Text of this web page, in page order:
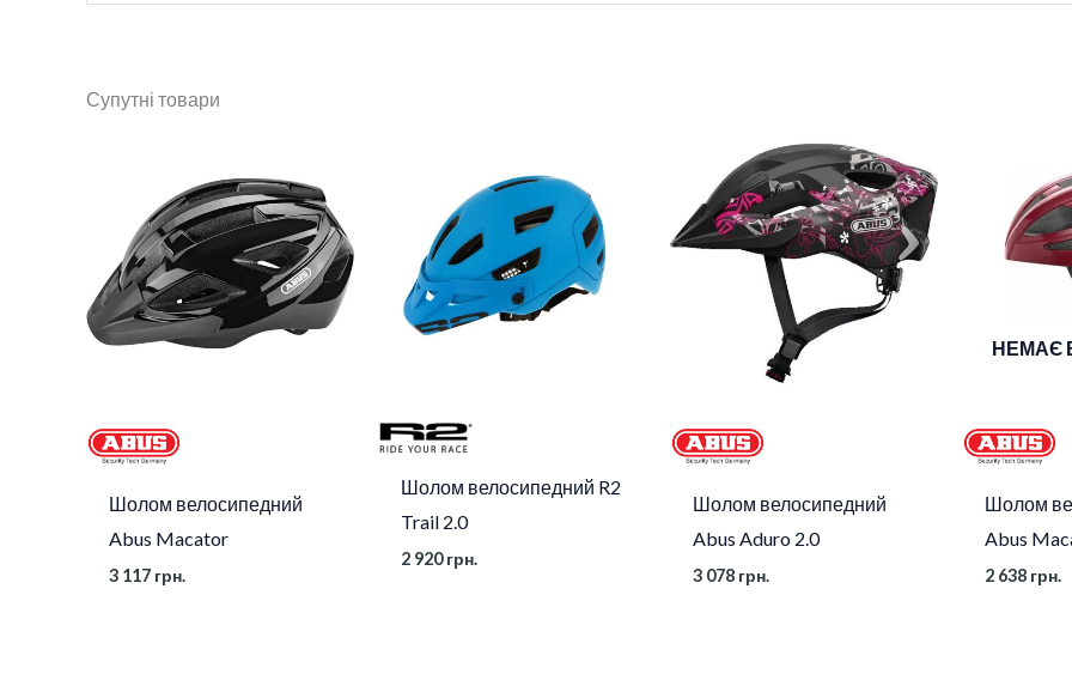
Колір
Супутні товари
Шолом велосипедний
Abus Macator
3 117 грн.
Шолом велосипедний R2
Trail 2.0
2 920грн.
Шолом велосипедний
Abus Aduro 2.0
3 078 грн.
НЕМАЄ
Шолом
Abus
2 638 грн.